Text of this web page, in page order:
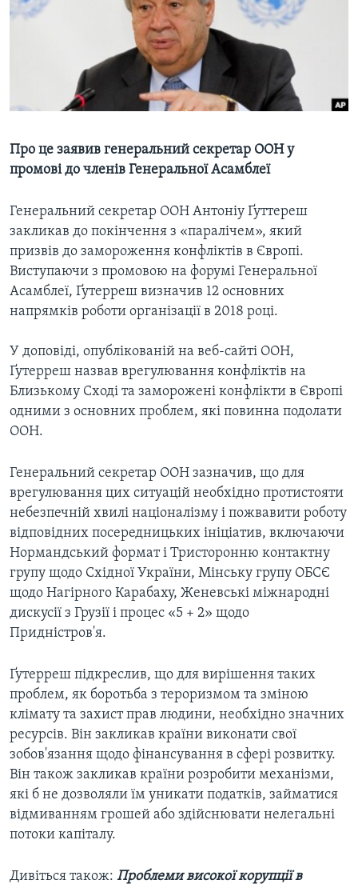
СУСПІЛЬСТВО
ІСТОРІЇ УСПІХУ УКРАЇНЦІВ
БРИФІНГ ГОЛОСУ АМЕРИКИ
ВІКНО В АМЕРИКУ
ПРАЙМ-ТАЙМ
ПОГЛЯД З ВАШИНГТОНА
Learning English
МИ В СОЦМЕРЕЖАХ
Мови
Про це заявив генеральний секретар ООН у
промові до членів Генеральної Асамблеї
Генеральний секретар ООН Антоніу Ґуттереш
закликав до покінчення з «паралічем», який
призвів до замороження конфліктів в Європі.
Виступаючи з промовою на форумі Генеральної
Асамблеї, Ґутерреш визначив 12 основних
напрямків роботи організації в 2018 році.
У доповіді, опублікованій на веб-сайті ООН,
Ґутерреш назвав врегулювання конфліктів на
Близькому Сході та заморожені конфлікти в Європі
одними з основних проблем, які повинна подолати
ООН.
Генеральний секретар ООН зазначив, що для
врегулювання цих ситуацій необхідно протистояти
небезпечній хвилі націоналізму і пожвавити роботу
відповідних посередницьких ініціатив, включаючи
Нормандський формат і Тристоронню контактну
групу щодо Східної України, Мінську групу ОБСЄ
щодо Нагірного Карабаху, Женевські міжнародні
дискусії з Грузії і процес «5 + 2» щодо
Придністров'я.
Ґутерреш підкреслив, що для вирішення таких
проблем, як боротьба з тероризмом та зміною
клімату та захист прав людини, необхідно значних
ресурсів. Він закликав країни виконати свої
зобов'язання щодо фінансування в сфері розвитку.
Він також закликав країни розробити механізми,
які б не дозволяли їм уникати податків, займатися
відмиванням грошей або здійснювати нелегальні
потоки капіталу.
Дивіться також: Проблеми високої корупції в